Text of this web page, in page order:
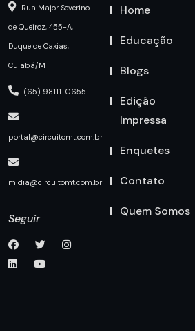
Rua Major Severino
de Queiroz, 455-A,
Duque de Caxias,
Cuiabá/MT
(65) 98111-0655
portal@circuitomt.com.br
midia@circuitomt.com.br
Seguir
Home
Educação
Blogs
Edição
Impressa
Enquetes
Contato
Quem Somos